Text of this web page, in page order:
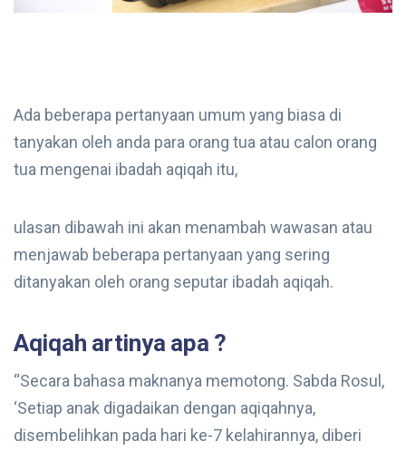
Ada beberapa pertanyaan umum yang biasa di
tanyakan oleh anda para orang tua atau calon orang
tua mengenai ibadah aqiqah itu,
ulasan dibawah ini akan menambah wawasan atau
menjawab beberapa pertanyaan yang sering
ditanyakan oleh orang seputar ibadah aqiqah.
Aqiqah artinya apa ?
“Secara bahasa maknanya memotong. Sabda Rosul,
‘Setiap anak digadaikan dengan aqiqahnya,
disembelihkan pada hari ke-7 kelahirannya, diberi